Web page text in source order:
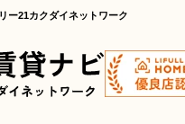
ー21カクダイネットワーク